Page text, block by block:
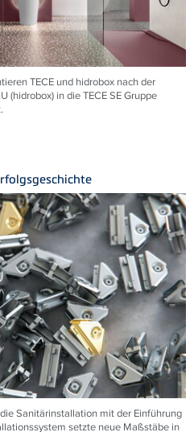
TECE und hidrobox nach der
(hidrobox) in die TECE SE Gruppe
die Sanitärinstallation mit der Einführung
setzte neue Maßstäbe in